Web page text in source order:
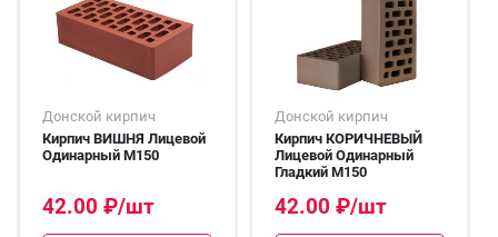
Донской кирпич
Кирпич ВИШНЯ Лицевой
Одинарный М150
42.00 ₽/шт
Донской кирпич
Кирпич КОРИЧНЕВЫЙ
Лицевой Одинарный
Гладкий М150
42.00 ₽/шт